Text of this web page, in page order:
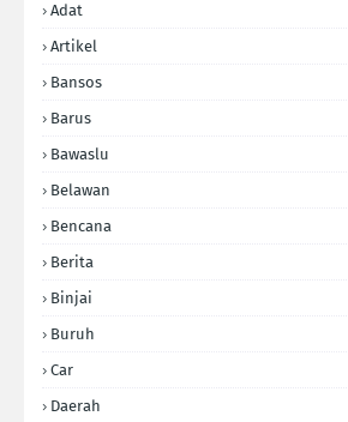
Adat
Artikel
Bansos
Barus
Bawaslu
Belawan
Bencana
Berita
Binjai
Buruh
Car
Daerah